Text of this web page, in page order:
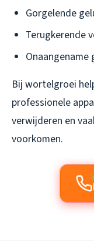
Gorgelende
Terugkerende
Bij wortelgroei
professionele
verwijderen en
voorkomen.